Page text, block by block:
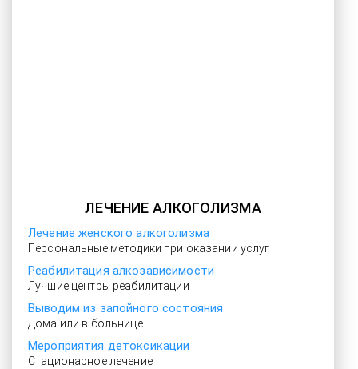
ЛЕЧЕНИЕ АЛКОГОЛИЗМА
Лечение женского алкоголизма
Персональные методики при оказании услуг
Реабилитация алкозависимости
Лучшие центры реабилитации
Выводим из запойного состояния
Дома или в больнице
Мероприятия детоксикации
Стационарное лечение